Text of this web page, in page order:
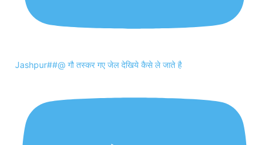
Jashpur##@ गौ तस्कर गए जेल देखिये कैसे ले जाते है